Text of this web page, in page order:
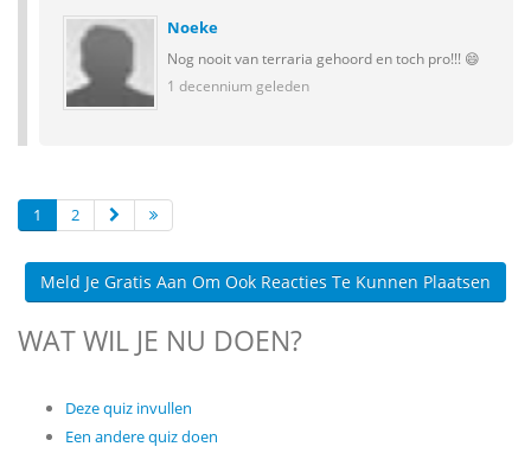
Noeke
Nog nooit van terraria gehoord en toch pro!!! 😄
1 decennium geleden
1 2
Meld Je Gratis Aan Om Ook Reacties Te Kunnen Plaatsen
WAT WIL JE NU DOEN?
Deze quiz invullen
Een andere quiz doen